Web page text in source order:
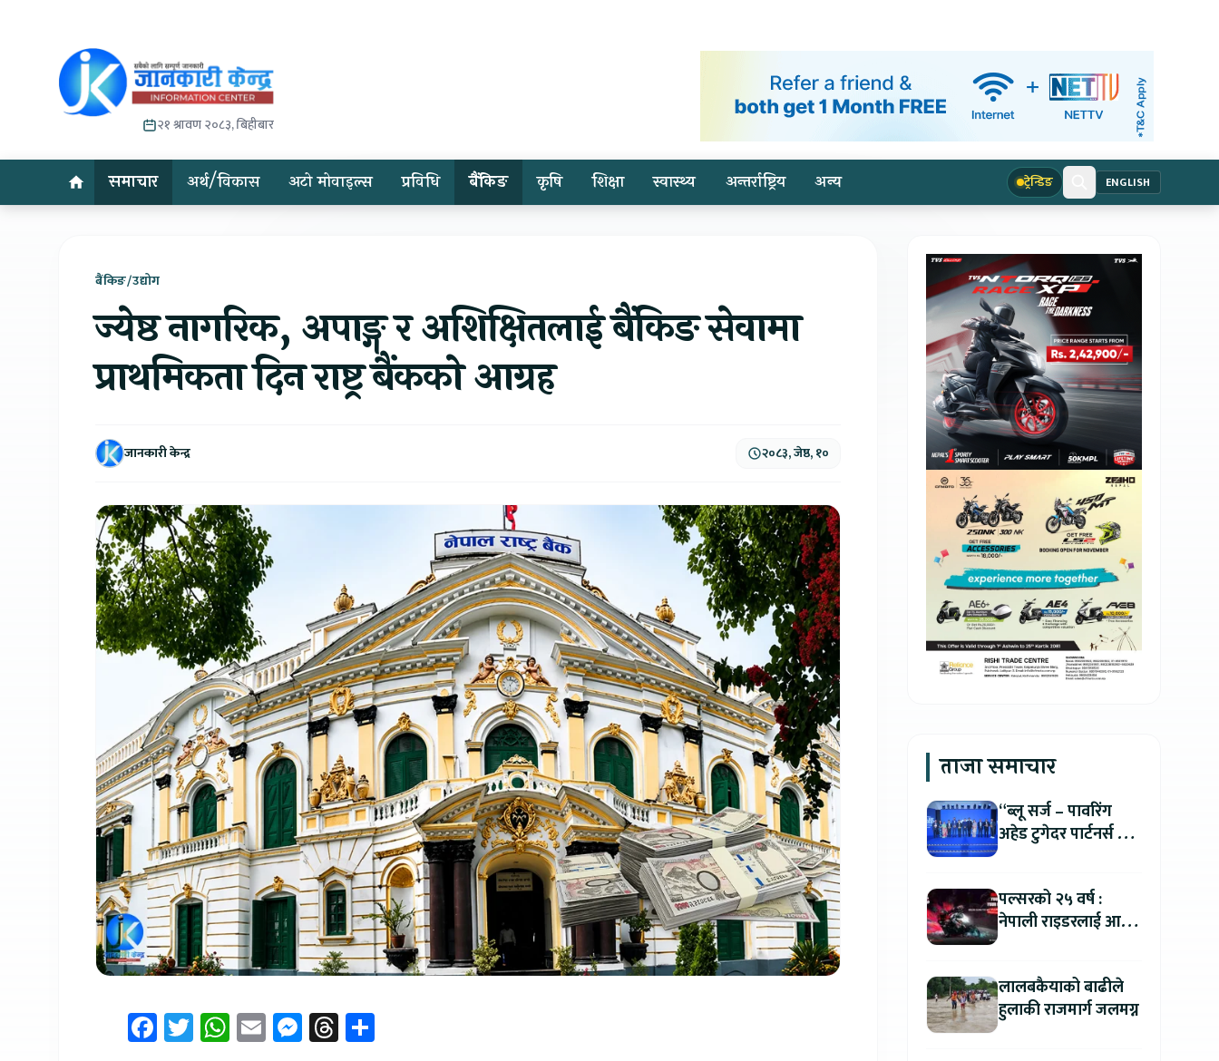
२१ श्रावण २०८३, बिहीबार
समाचार अर्थ/विकास अटो मोवाइल्स प्रविधि बैंकिङ कृषि शिक्षा स्वास्थ्य अन्तर्राष्ट्रिय अन्य ट्रेन्डिङ ENGLISH
बैंकिङ/उद्योग
ज्येष्ठ नागरिक, अपाङ्ग र अशिक्षितलाई बैंकिङ सेवामा
प्राथमिकता दिन राष्ट्र बैंकको आग्रह
जानकारी केन्द्र २०८३, जेष्ठ, १०
Facebook
Twitter
WhatsApp
EmailMessenger
Threads
ताजा समाचार
“ब्लू सर्ज – पावरिंग
अहेड टुगेदर पार्टनर्स मीट
यामाहाको घोषणा
पल्सरको २५ वर्ष :
नेपाली राइडरलाई आफ्नै
सुनौलो अवसर
लालबकैयाको बाढीले
हुलाकी राजमार्ग जलमग्न